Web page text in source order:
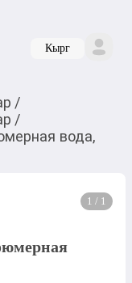
Кырг
/
/
вода,
1 / 1